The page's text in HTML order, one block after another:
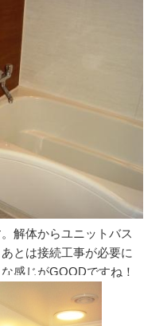
解体からユニットバス
とは接続工事が必要に
感じがGOODですね！